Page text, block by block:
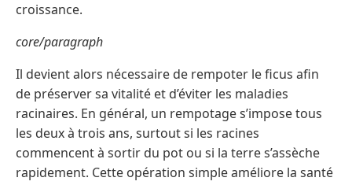
croissance.
core/paragraph
Il devient alors nécessaire de rempoter le ficus afin
de préserver sa vitalité et d’éviter les maladies
racinaires. En général, un rempotage s’impose tous
les deux à trois ans, surtout si les racines
commencent à sortir du pot ou si la terre s’assèche
rapidement. Cette opération simple améliore la santé